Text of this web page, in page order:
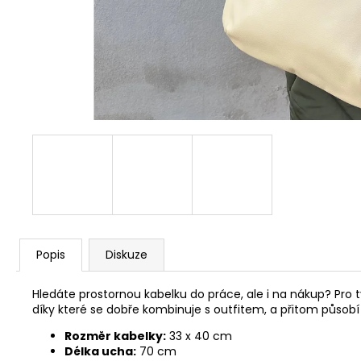
Popis Diskuze
Hledáte prostornou kabelku do práce, ale i na nákup?
díky které se dobře kombinuje s outfitem, a přitom
Rozměr kabelky: 33 x 40 cm
Délka ucha: 70 cm
2 500 Kč